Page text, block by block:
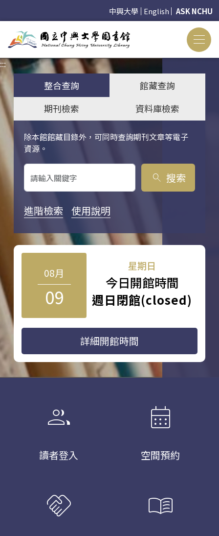
中興大學 English ASK NCHU
:::
整合查詢
館藏查詢
期刊檢索
資料庫檢索
除本館館藏目錄外，可同時查詢期刊文章等電子
資源。
關鍵字搜尋
search 搜索
進階檢索 使用說明
08月
09
星期日
今日開館時間
週日閉館(closed)
詳細開館時間
group
讀者登入
calendar_month
空間預約
handshake menu_book